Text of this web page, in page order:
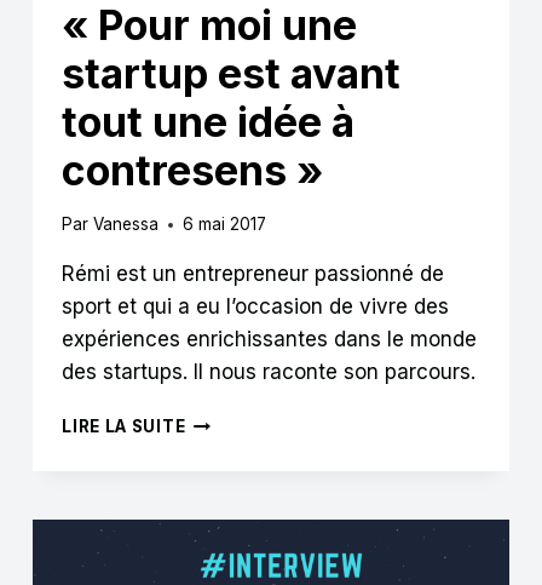
« Pour moi une
startup est avant
tout une idée à
contresens »
Par Vanessa 6 mai 2017
Rémi est un entrepreneur passionné de
sport et qui a eu l’occasion de vivre des
expériences enrichissantes dans le monde
des startups. Il nous raconte son parcours.
LIRE LA SUITEREMI
MOI
UNE
STARTUP